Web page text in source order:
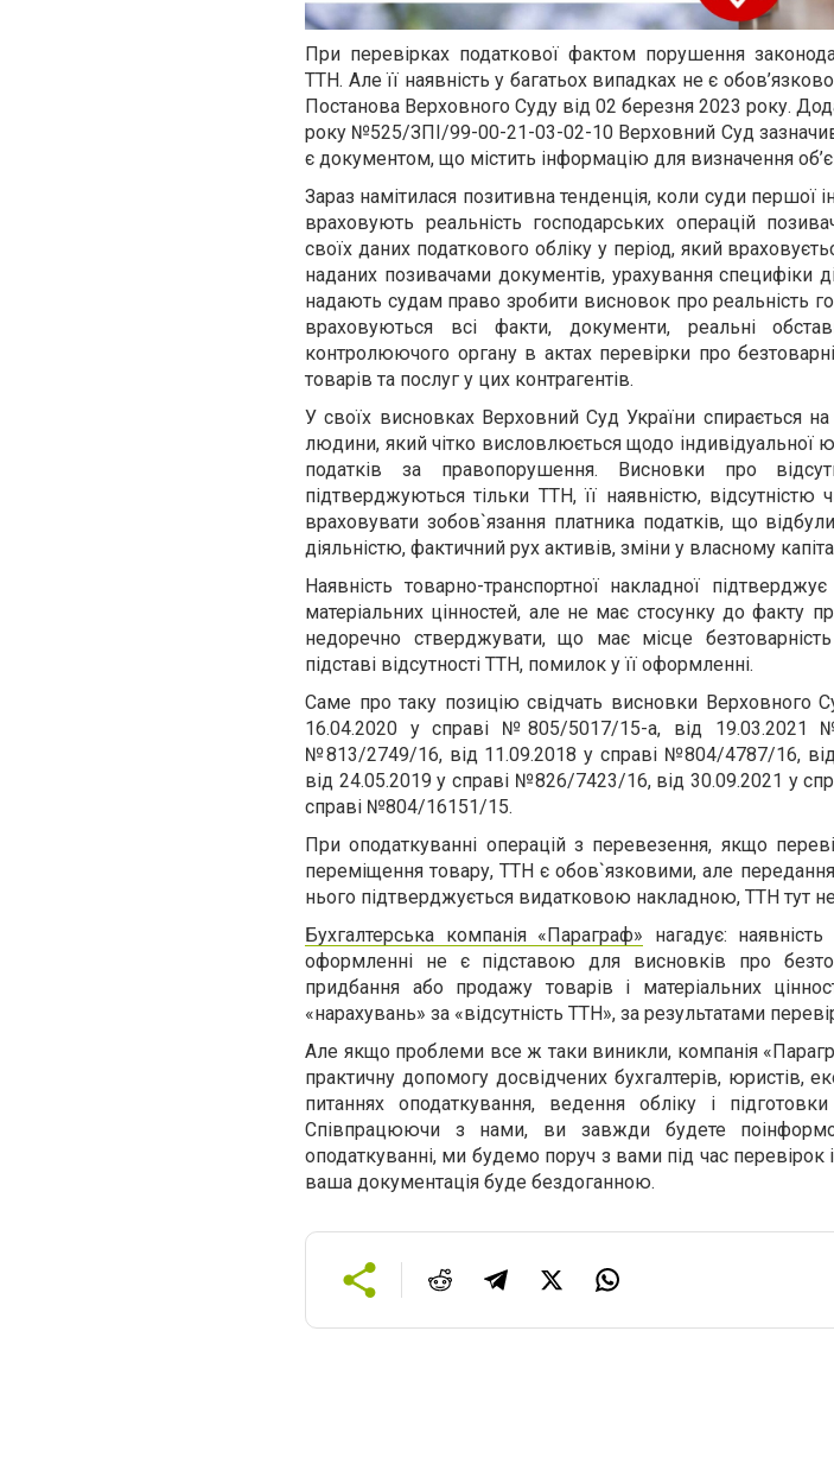
При перевірках податкової фактом порушення
ТТН. Але її наявність у багатьох випадках не є
Постанова Верховного Суду від 02 березня 2023 року.
року №525/ЗПІ/99-00-21-03-02-10 Верховний Суд
є документом, що містить інформацію для визначення
Зараз намітилася позитивна тенденція, коли суди першої
враховують реальність господарських операцій
своїх даних податкового обліку у період, який
наданих позивачами документів, урахування специфіки
надають судам право зробити висновок про реальність
враховуються всі факти, документи, реальні
контролюючого органу в актах перевірки про
товарів та послуг у цих контрагентів.
У своїх висновках Верховний Суд України спирається
людини, який чітко висловлюється щодо індивідуальної
податків за правопорушення. Висновки про
підтверджуються тільки ТТН, її наявністю,
враховувати зобов`язання платника податків, що
діяльністю, фактичний рух активів, зміни у власному
Наявність товарно-транспортної накладної
матеріальних цінностей, але не має стосунку до факту
недоречно стверджувати, що має місце безтоварність
підставі відсутності ТТН, помилок у її оформленні.
Саме про таку позицію свідчать висновки Верховного
16.04.2020 у справі №805/5017/15-а, від 19.03.2021
№813/2749/16, від 11.09.2018 у справі №804/4787/16,
від 24.05.2019 у справі №826/7423/16, від 30.09.2021 у
справі №804/16151/15.
При оподаткуванні операцій з перевезення, якщо
переміщення товару, ТТН є обов`язковими, але передання
нього підтверджується видатковою накладною, ТТН тут
Бухгалтерська компанія «Параграф» нагадує:
оформленні не є підставою для висновків про
придбання або продажу товарів і матеріальних
«нарахувань» за «відсутність ТТН», за результатами
Але якщо проблеми все ж таки виникли, компанія
практичну допомогу досвідчених бухгалтерів,
питаннях оподаткування, ведення обліку і
Співпрацюючи з нами, ви завжди будете
оподаткуванні, ми будемо поруч з вами під час перевірок
ваша документація буде бездоганною.